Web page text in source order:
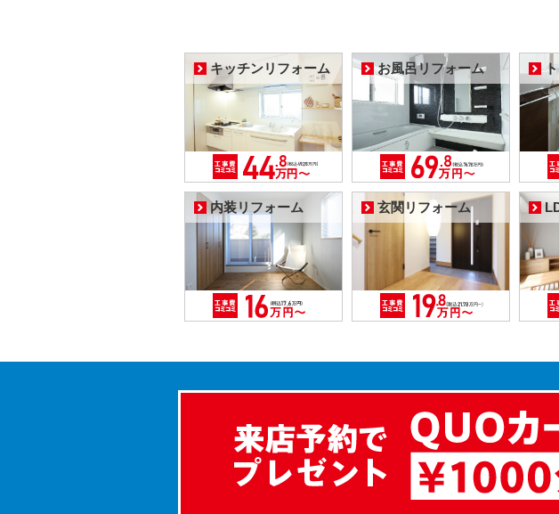
キッチンリフォーム お風呂リフォーム
内装リフォーム 玄関リフォーム